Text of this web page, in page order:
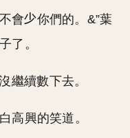
會
你們的。&”葉
了。
繼續數下去。
高興的笑道。